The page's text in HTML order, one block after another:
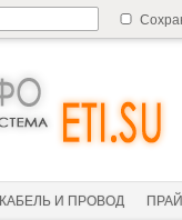
КАБЕЛЬ И ПРОВОД